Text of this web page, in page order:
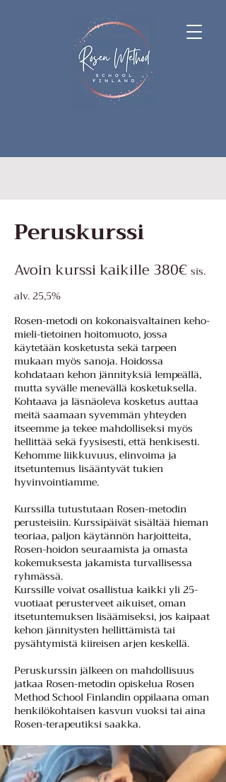
Peruskurssi
Avoin kurssi kaikille 380€ sis.
alv. 25,5%
Rosen-metodi on kokonaisvaltainen keho-
mieli-tietoinen hoitomuoto, jossa
käytetään kosketusta sekä tarpeen
mukaan myös sanoja. Hoidossa
kohdataan kehon jännityksiä lempeällä,
mutta syvälle menevällä kosketuksella.
Kohtaava ja läsnäoleva kosketus auttaa
meitä saamaan syvemmän yhteyden
itseemme ja tekee mahdolliseksi myös
hellittää sekä fyysisesti, että henkisesti.
Kehomme liikkuvuus, elinvoima ja
itsetuntemus lisääntyvät tukien
hyvinvointiamme.
Kurssilla tutustutaan Rosen-metodin
perusteisiin. Kurssipäivät sisältää hieman
teoriaa, paljon käytännön harjoitteita,
Rosen-hoidon seuraamista ja omasta
kokemuksesta jakamista turvallisessa
ryhmässä.
Kurssille voivat osallistua kaikki yli 25-
vuotiaat perusterveet aikuiset, oman
itsetuntemuksen lisäämiseksi, jos kaipaat
kehon jännitysten hellittämistä tai
pysähtymistä kiireisen arjen keskellä.
Peruskurssin jälkeen on mahdollisuus
jatkaa Rosen-metodin opiskelua Rosen
Method School Finlandin oppilaana oman
henkilökohtaisen kasvun vuoksi tai aina
Rosen-terapeutiksi saakka.